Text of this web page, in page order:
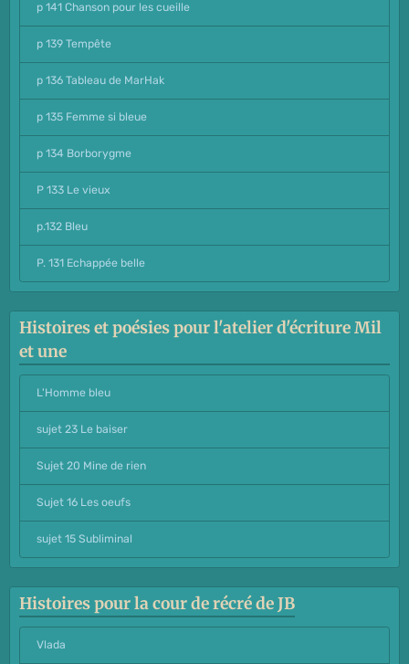
p 141 Chanson pour les cueille
p 139 Tempête
p 136 Tableau de MarHak
p 135 Femme si bleue
p 134 Borborygme
P 133 Le vieux
p.132 Bleu
P. 131 Echappée belle
Histoires et poésies pour l'atelier d'écriture Mil
et une
L'Homme bleu
sujet 23 Le baiser
Sujet 20 Mine de rien
Sujet 16 Les oeufs
sujet 15 Subliminal
Histoires pour la cour de récré de JB
Vlada